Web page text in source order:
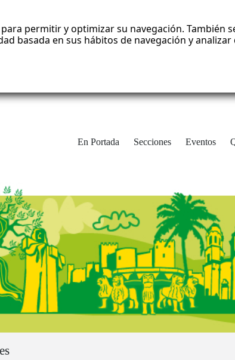
permitir y optimizar su navegación.
basada en sus hábitos de navegación y
En Portada Secciones Eventos